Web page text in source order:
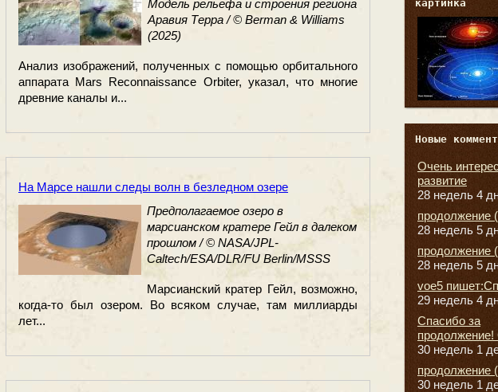
Модель рельефа и строения региона
Аравия Терра / © Berman & Williams
(2025)
Анализ изображений, полученных с помощью орбитального
аппарата Mars Reconnaissance Orbiter, указал, что многие
древние каналы и...
На Марсе нашли следы волн в безледном озере
Предполагаемое озеро в
марсианском кратере Гейл в далеком
прошлом / © NASA/JPL-
Caltech/ESA/DLR/FU Berlin/MSSS
Марсианский кратер Гейл, возможно,
когда-то был озером. Во всяком случае, там миллиарды
лет...
картинка
Новые
Очень
развитие
28 недель 4
продолжение
28 недель 5
продолжение
28 недель 5
voe5
29 недель 4
Спасибо за
продолжение!
30 недель 1
продолжение
30 недель 1